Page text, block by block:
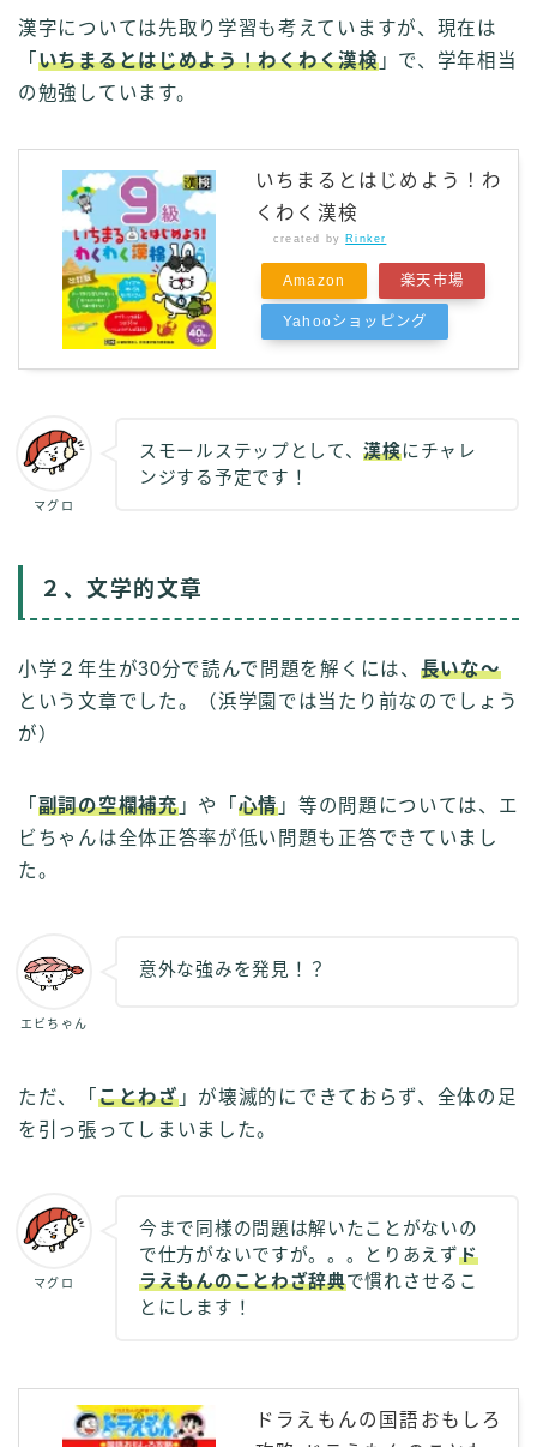
漢字については先取り学習も考えていますが、現在は
「 いちまるとはじめよう！わくわく漢検」で、学年相当
の勉強しています。
いちまるとはじめよう！わ
くわく漢検
created by Rinker
Amazon 楽天市場
Yahooショッピング
マグロ
スモールステップとして、漢検にチャレ
ンジする予定です！
２、文学的文章
小学２年生が30分で読んで問題を解くには、 長いな～
という文章でした。（浜学園では当たり前なのでしょう
が）
「 副詞の空欄補充」や「 心情 」等の問題については、エ
ビちゃんは全体正答率が低い問題も正答できていまし
た。
エビちゃん
意外な強みを発見！？
ただ、「 ことわざ」が壊滅的にできておらず、全体の足
を引っ張ってしまいました。
マグロ
今まで同様の問題は解いたことがないの
で仕方がないですが。。。とりあえずド
ラえもんのことわざ辞典で慣れさせるこ
とにします！
ドラえもんの国語おもしろ